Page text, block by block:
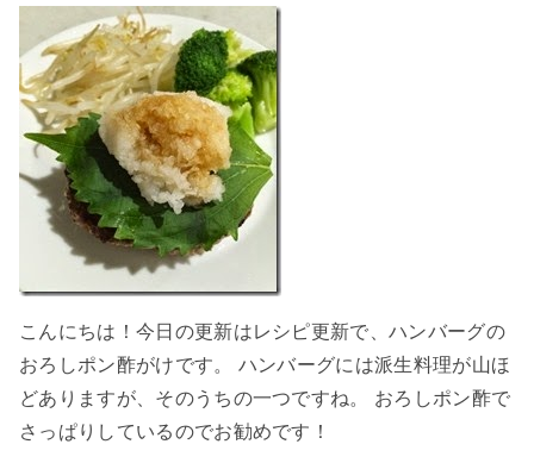
こんにちは！今日の更新はレシピ更新で、ハンバーグの
おろしポン酢がけです。 ハンバーグには派生料理が山ほ
どありますが、そのうちの一つですね。 おろしポン酢で
さっぱりしているのでお勧めです！